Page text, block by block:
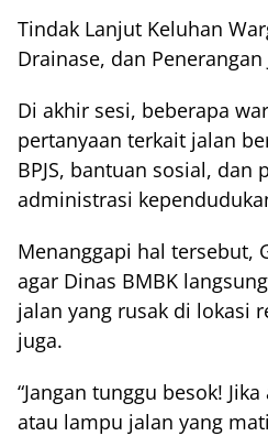
Tindak Lanjut Keluhan
Drainase, dan Penerangan
Di akhir sesi, beberapa
pertanyaan terkait jalan
BPJS, bantuan sosial, dan
administrasi
Menanggapi hal tersebut,
agar Dinas BMBK
jalan yang rusak di lokasi
juga.
“Jangan tunggu besok!
atau lampu jalan yang